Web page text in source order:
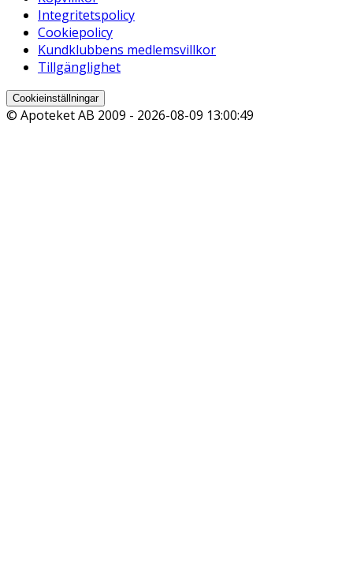
Integritetspolicy
Cookiepolicy
Kundklubbens medlemsvillkor
Tillgänglighet
Cookieinställningar
© Apoteket AB 2009 - 2026-08-09 13:00:49